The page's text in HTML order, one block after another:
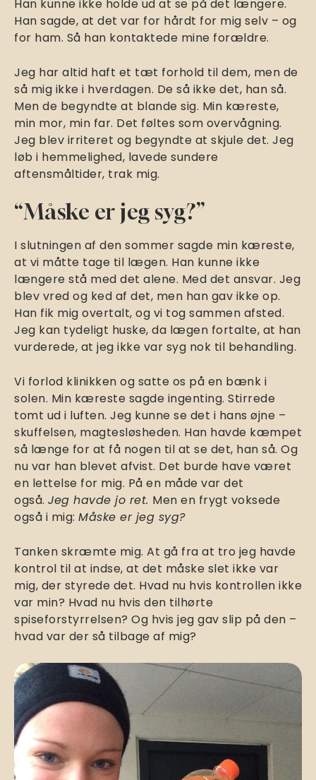
Han kunne ikke holde ud at se på det længere.
Han sagde, at det var for hårdt for mig selv – og
for ham. Så han kontaktede mine forældre.
Jeg har altid haft et tæt forhold til dem, men de
så mig ikke i hverdagen. De så ikke det, han så.
Men de begyndte at blande sig. Min kæreste,
min mor, min far. Det føltes som overvågning.
Jeg blev irriteret og begyndte at skjule det. Jeg
løb i hemmelighed, lavede sundere
aftensmåltider, trak mig.
“Måske er jeg syg?”
I slutningen af den sommer sagde min kæreste,
at vi måtte tage til lægen. Han kunne ikke
længere stå med det alene. Med det ansvar. Jeg
blev vred og ked af det, men han gav ikke op.
Han fik mig overtalt, og vi tog sammen afsted.
Jeg kan tydeligt huske, da lægen fortalte, at han
vurderede, at jeg ikke var syg nok til behandling.
Vi forlod klinikken og satte os på en bænk i
solen. Min kæreste sagde ingenting. Stirrede
tomt ud i luften. Jeg kunne se det i hans øjne –
skuffelsen, magtesløsheden. Han havde kæmpet
så længe for at få nogen til at se det, han så. Og
nu var han blevet afvist. Det burde have været
en lettelse for mig. På en måde var det
også. Jeg havde jo ret. Men en frygt voksede
også i mig: Måske er jeg syg?
Tanken skræmte mig. At gå fra at tro jeg havde
kontrol til at indse, at det måske slet ikke var
mig, der styrede det. Hvad nu hvis kontrollen ikke
var min? Hvad nu hvis den tilhørte
spiseforstyrrelsen? Og hvis jeg gav slip på den –
hvad var der så tilbage af mig?